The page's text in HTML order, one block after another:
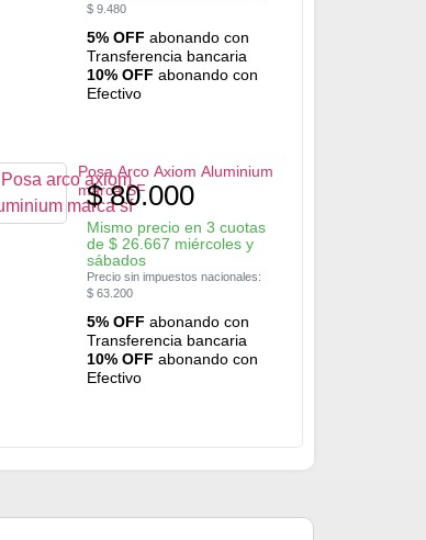
$9.480
5% OFF abonando con
Transferencia bancaria
10% OFF abonando con
Efectivo
Posa Arco Axiom Aluminium
marca SF
$80.000
Mismo precio en 3 cuotas
de $26.667 miércoles y
sábados
Precio sin impuestos nacionales:
$63.200
5% OFF abonando con
Transferencia bancaria
10% OFF abonando con
Efectivo